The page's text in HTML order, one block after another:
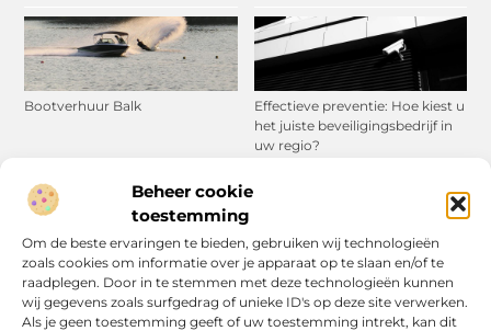
Beheer cookie
toestemming
Om de beste ervaringen te bieden, gebruiken wij technologieën
zoals cookies om informatie over je apparaat op te slaan en/of te
raadplegen. Door in te stemmen met deze technologieën kunnen
wij gegevens zoals surfgedrag of unieke ID's op deze site verwerken.
Als je geen toestemming geeft of uw toestemming intrekt, kan dit
Bootverhuur Balk
Effectieve preventie: Hoe kiest u
het juiste beveiligingsbedrijf in
uw regio?
Samenwerking beëindigen? De
verborgen risico's van een VOF
ontbinden
Bekneld op de werkvloer: Wat
zijn je rechten bij een zwaar
bedrijfsongeval?